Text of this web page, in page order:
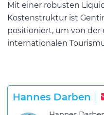
Mit einer robusten
Kostenstruktur ist
positioniert, um von
internationalen
Hannes Darben